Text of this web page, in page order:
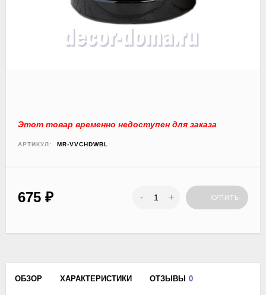
Этот товар временно недоступен для заказа
АРТИКУЛ: MR-VVCHDWBL
675 ₽ - + КУПИТЬ
ОБЗОР ХАРАКТЕРИСТИКИ ОТЗЫВЫ 0